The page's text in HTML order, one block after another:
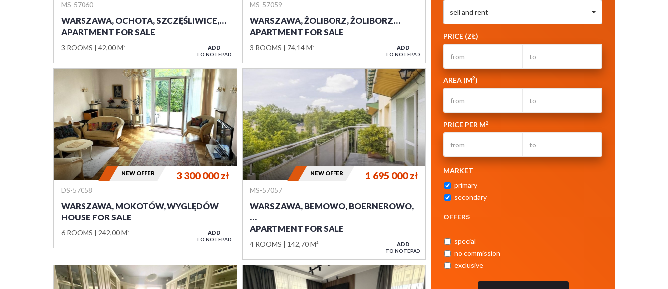
sell and rent
PRICE (ZŁ)
AREA (M2)
PRICE PER M2
MARKET
primary
secondary
OFFERS
special
no commission
exclusive
MS-57060
WARSZAWA, OCHOTA, SZCZĘŚLIWICE,…
APARTMENT FOR SALE
3 ROOMS 42,00 M² ADD
TO NOTEPAD
MS-57059
WARSZAWA, ŻOLIBORZ, ŻOLIBORZ…
APARTMENT FOR SALE
3 ROOMS 74,14 M² ADD
TO NOTEPAD
DS-57058
WARSZAWA, MOKOTÓW, WYGLĘDÓW
HOUSE FOR SALE
6 ROOMS 242,00 M²
3 300 000zł
NEW OFFER
ADD
TO NOTEPAD
MS-57057
WARSZAWA, BEMOWO, BOERNEROWO,
…
APARTMENT FOR SALE
4 ROOMS 142,70 M²
1 695 000zł
NEW OFFER
ADD
TO NOTEPAD